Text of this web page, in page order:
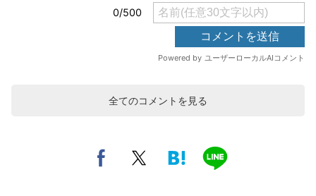
全てのコメントを見る